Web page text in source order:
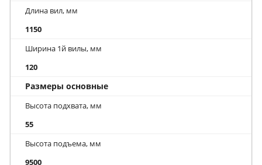
Длина вил, мм
1150
Ширина 1й вилы, мм
120
Размеры основные
Высота подхвата, мм
55
Высота подъема, мм
9500